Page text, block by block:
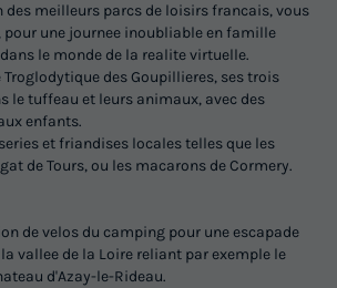
des meilleurs parcs de loisirs francais, vous
pour une journee inoubliable en famille
le monde de la realite virtuelle.
Troglodytique des Goupillieres, ses trois
le tuffeau et leurs animaux, avec des
enfants.
et friandises locales telles que les
de Tours, ou les macarons de Cormery.
de velos du camping pour une escapade
vallee de la Loire reliant par exemple le
d'Azay-le-Rideau.